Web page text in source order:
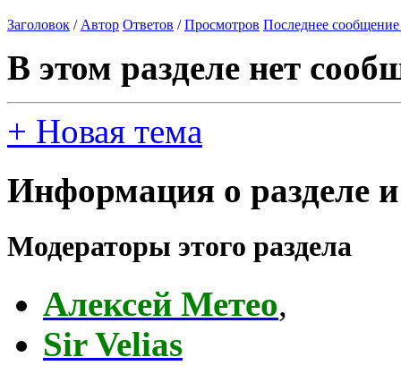
Заголовок / Автор Ответов /Просмотров Последнее сообщение
В этом разделе нет
+ Новая тема
Информация о разделе
Модераторы этого раздела
Алексей Метео,
Sir Velias